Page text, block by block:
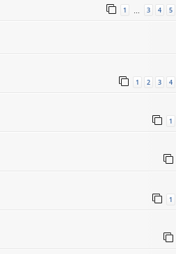
1 … 3 4 5
1 2 3 4
1
1